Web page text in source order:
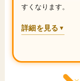
すくなります。
詳細を見る ▼